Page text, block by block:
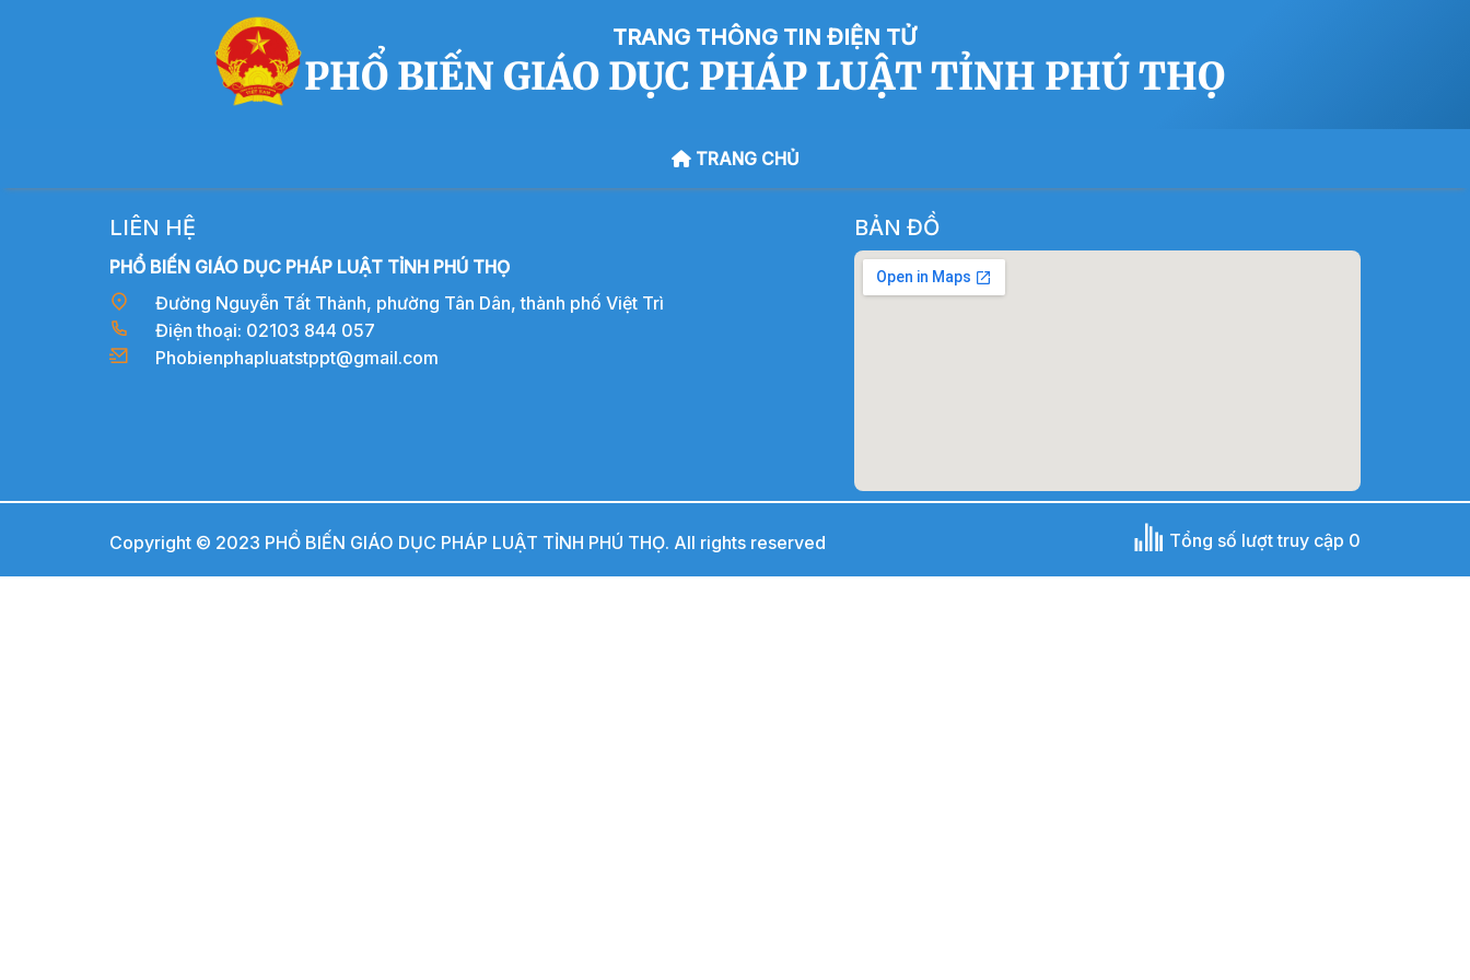
TRANG THÔNG TIN ĐIỆN TỬ
PHỔ BIẾN GIÁO DỤC PHÁP LUẬT TỈNH PHÚ THỌ
TRANG CHỦ
LIÊN HỆ
PHỔ BIẾN GIÁO DỤC PHÁP LUẬT TỈNH PHÚ THỌ
Đường Nguyễn Tất Thành, phường Tân Dân, thành phố Việt Trì
Điện thoại: 02103 844 057
Phobienphapluatstppt@gmail.com
BẢN ĐỒ
Copyright © 2023 PHỔ BIẾN GIÁO DỤC PHÁP LUẬT TỈNH PHÚ THỌ. All rights reserved Tổng số lượt truy cập 0